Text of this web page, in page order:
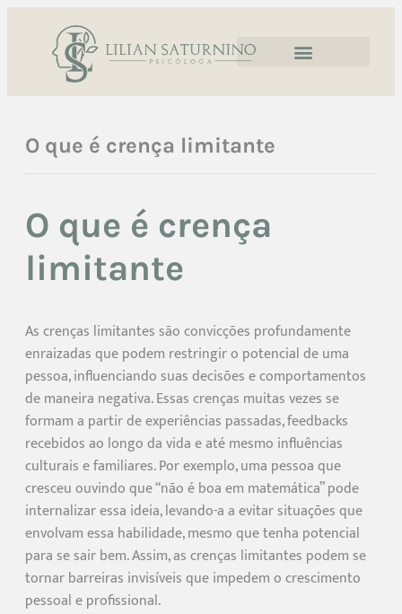
O que é crença limitante
O que é crença
limitante
As crenças limitantes são convicções profundamente
enraizadas que podem restringir o potencial de uma
pessoa, influenciando suas decisões e comportamentos
de maneira negativa. Essas crenças muitas vezes se
formam a partir de experiências passadas, feedbacks
recebidos ao longo da vida e até mesmo influências
culturais e familiares. Por exemplo, uma pessoa que
cresceu ouvindo que “não é boa em matemática” pode
internalizar essa ideia, levando-a a evitar situações que
envolvam essa habilidade, mesmo que tenha potencial
para se sair bem. Assim, as crenças limitantes podem se
tornar barreiras invisíveis que impedem o crescimento
pessoal e profissional.